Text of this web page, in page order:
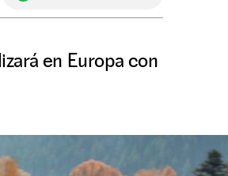
en Europa con